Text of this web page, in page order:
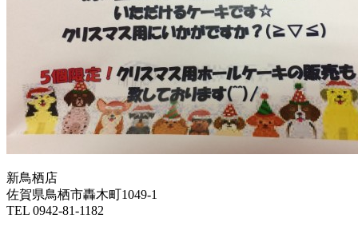
新鳥栖店
佐賀県鳥栖市轟木町1049-1
TEL 0942-81-1182